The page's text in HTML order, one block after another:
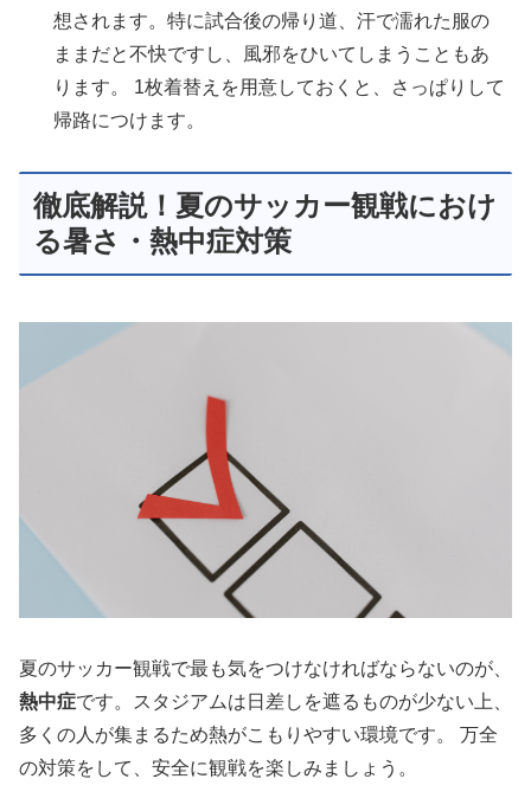
想されます。特に試合後の帰り道、汗で濡れた服の
ままだと不快ですし、風邪をひいてしまうこともあ
ります。 1枚着替えを用意しておくと、さっぱりして
帰路につけます。
徹底解説！夏のサッカー観戦におけ
る暑さ・熱中症対策
夏のサッカー観戦で最も気をつけなければならないのが、
熱中症です。スタジアムは日差しを遮るものが少ない上、
多くの人が集まるため熱がこもりやすい環境です。 万全
の対策をして、安全に観戦を楽しみましょう。